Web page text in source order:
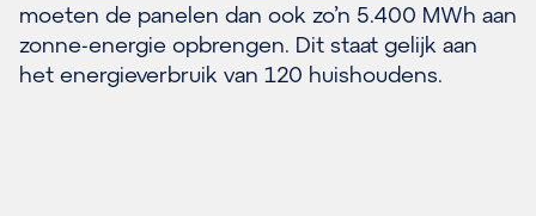
moeten de panelen dan ook zo’n 5.400 MWh aan
zonne-energie opbrengen. Dit staat gelijk aan
het energieverbruik van 120 huishoudens.